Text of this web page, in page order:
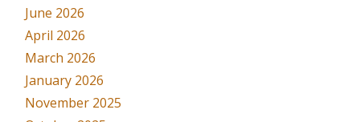
June 2026
April 2026
March 2026
January 2026
November 2025